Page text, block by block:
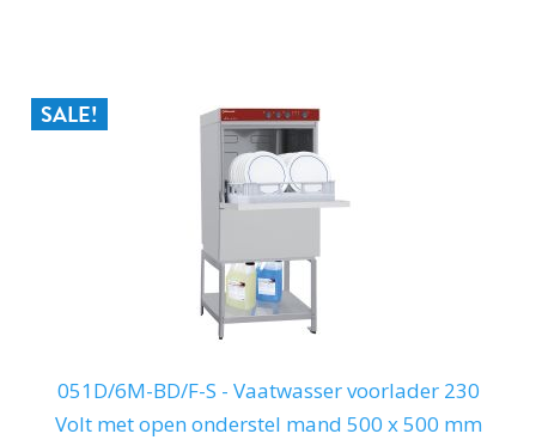
SALE!
051D/6M-BD/F-S - Vaatwasser voorlader 230
Volt met open onderstel mand 500 x 500 mm